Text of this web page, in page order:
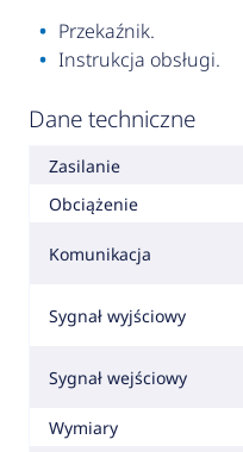
Przekaźnik.
Instrukcja obsługi.
Dane techniczne
Zasilanie
Obciążenie
Komunikacja
Sygnał wyjściowy
Sygnał wejściowy
Wymiary